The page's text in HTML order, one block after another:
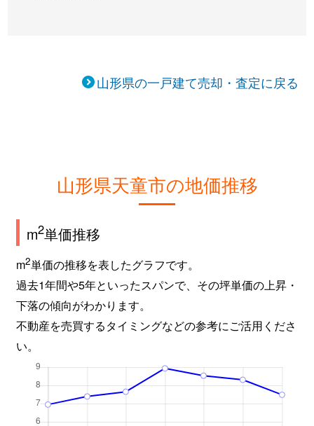
山形県の一戸建て売却・査定に戻る
山形県天童市の地価推移
m2単価推移
m2単価の推移を表したグラフです。
過去1年間や5年といったスパンで、その坪単価の上昇・
下落の傾向がわかります。
不動産を売買するタイミングなどの参考にご活用くださ
い。